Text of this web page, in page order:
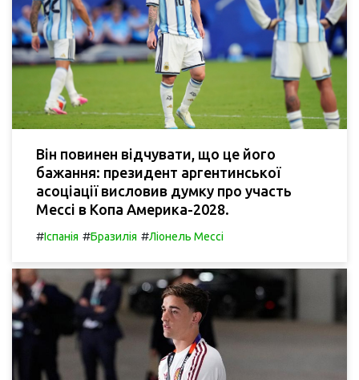
Він повинен відчувати, що це його
бажання: президент аргентинської
асоціації висловив думку про участь
Мессі в Копа Америка-2028.
#Іспанія #Бразилія #Ліонель Мессі